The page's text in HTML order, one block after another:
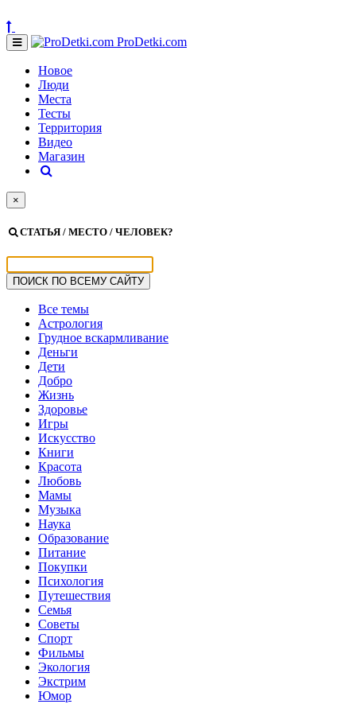
ProDetki.com
Новое
Люди
Места
Тесты
Территория
Видео
Магазин
×
СТАТЬЯ / МЕСТО / ЧЕЛОВЕК?
Все темы
Астрология
Грудное вскармливание
Деньги
Дети
Добро
Жизнь
Здоровье
Игры
Искусство
Книги
Красота
Любовь
Мамы
Музыка
Наука
Образование
Питание
Покупки
Психология
Путешествия
Семья
Советы
Спорт
Фильмы
Экология
Экстрим
Юмор